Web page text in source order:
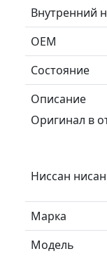
Внутренний
ОЕМ
Состояние
Описание
Оригинал в
Ниссан
Марка
Модель